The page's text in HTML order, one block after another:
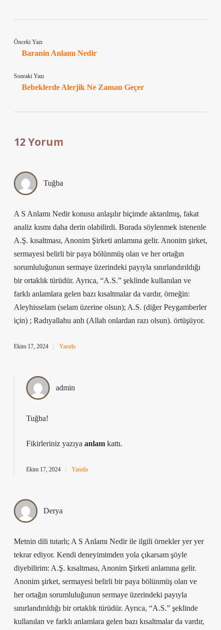
Önceki Yazı
Baranin Anlamı Nedir
Sonraki Yazı
Bebeklerde Alerjik Ne Zaman Geçer
12 Yorum
Tuğba
A S Anlamı Nedir konusu anlaşılır biçimde aktarılmış, fakat
analiz kısmı daha derin olabilirdi. Burada söylenmek istenenle
A.Ş. kısaltması, Anonim Şirketi anlamına gelir. Anonim şirket,
sermayesi belirli bir paya bölünmüş olan ve her ortağın
sorumluluğunun sermaye üzerindeki payıyla sınırlandırıldığı
bir ortaklık türüdür. Ayrıca, “A.S.” şeklinde kullanılan ve
farklı anlamlara gelen bazı kısaltmalar da vardır, örneğin:
Aleyhisselam (selam üzerine olsun); A.S. (diğer Peygamberler
için) ; Radıyallahu anh (Allah onlardan razı olsun). örtüşüyor.
Ekim 17, 2024 Yanıtla
admin
Tuğba!
Fikirleriniz yazıya anlam kattı.
Ekim 17, 2024 Yanıtla
Derya
Metnin dili tutarlı; A S Anlamı Nedir ile ilgili örnekler yer yer
tekrar ediyor. Kendi deneyimimden yola çıkarsam şöyle
diyebilirim: A.Ş. kısaltması, Anonim Şirketi anlamına gelir.
Anonim şirket, sermayesi belirli bir paya bölünmüş olan ve
her ortağın sorumluluğunun sermaye üzerindeki payıyla
sınırlandırıldığı bir ortaklık türüdür. Ayrıca, “A.S.” şeklinde
kullanılan ve farklı anlamlara gelen bazı kısaltmalar da vardır,